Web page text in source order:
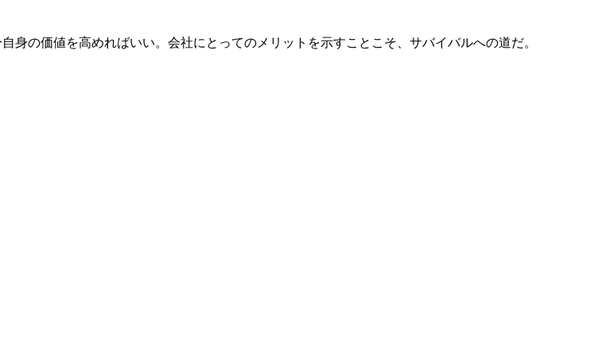
の価値を高めればいい。会社にとってのメリットを示すことこそ、サバイバルへの道だ。